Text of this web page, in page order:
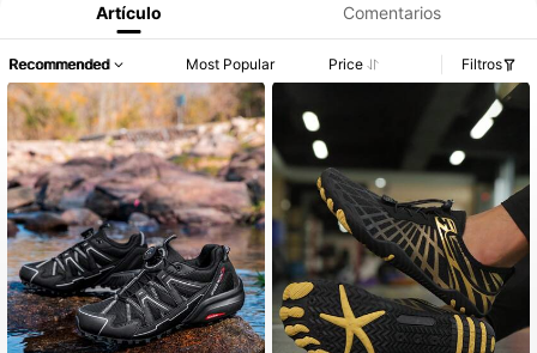
Artículo Comentarios
Recommended Most Popular Price Filtros